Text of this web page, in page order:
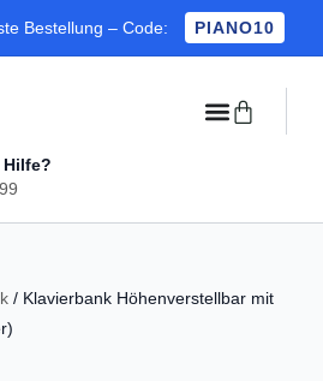
Bestellung – Code: PIANO10
/ Klavierbank Höhenverstellbar mit